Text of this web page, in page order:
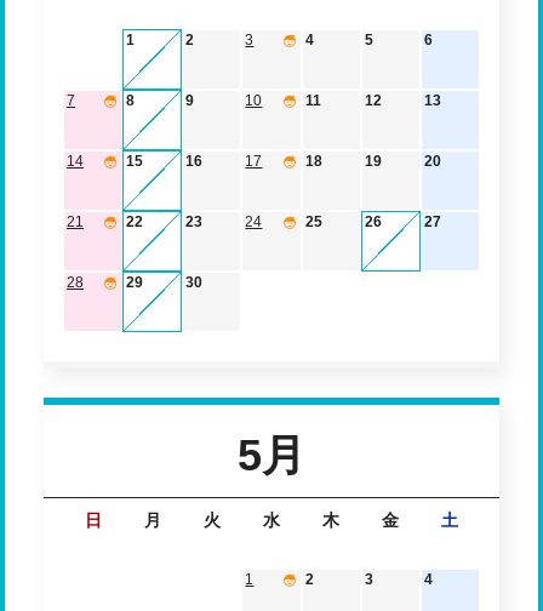
1 2 3 4 5 6
7 8 9 10 11 12 13
14 15 16 17 18 19 20
21 22 23 24 25 26 27
28 29 30
5月
日 月 火 水 木 金 土
1 2 3 4